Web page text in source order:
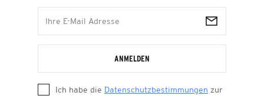
ANMELDEN
Ich habe die Datenschutzbestimmungen zur